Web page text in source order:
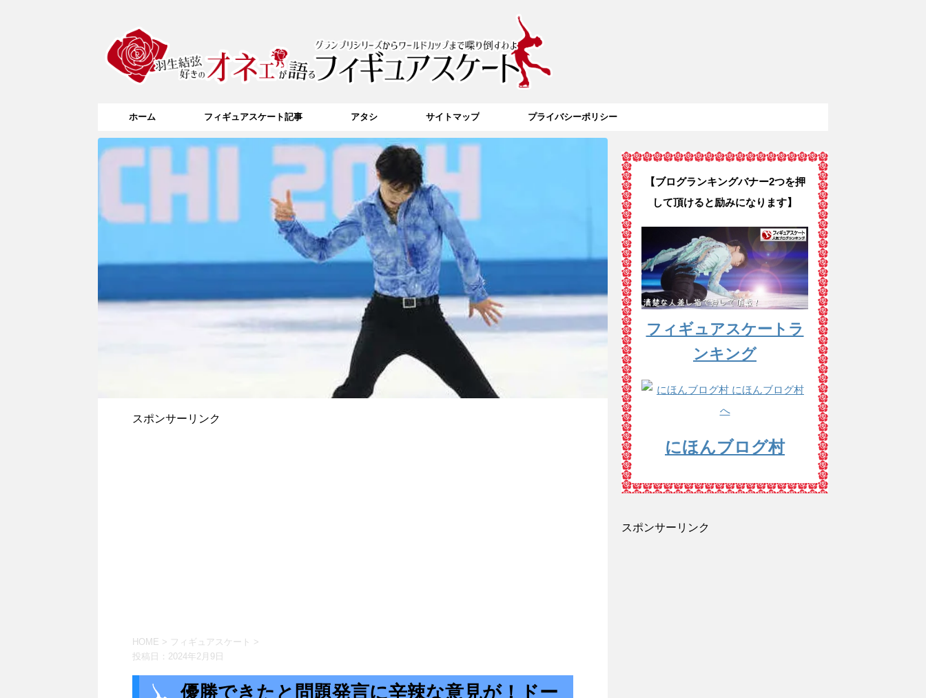
ホーム フィギュアスケート記事 アタシ サイトマップ プライバシーポリシー
スポンサーリンク
HOME > フィギュアスケート
>
投稿日： 2024年2月9日
優勝できたと問題発言に辛辣な意見が！ドー
【ブログランキングバナー2つを押
して頂けると励みになります】
フィギュアスケートラ
ンキング
にほんブログ村
スポンサーリンク